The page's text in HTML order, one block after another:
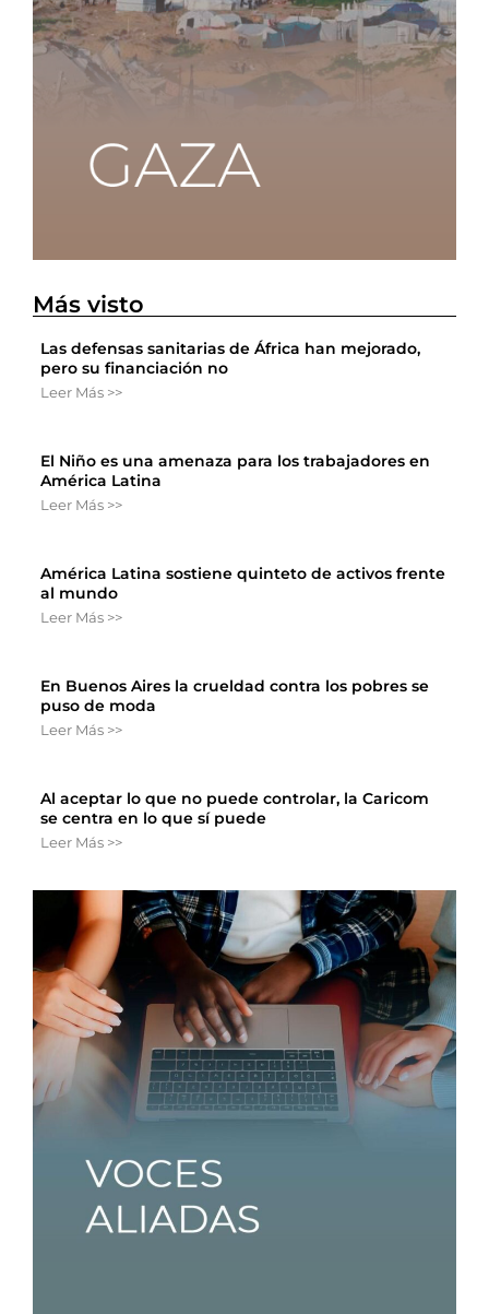
Más visto
Las defensas sanitarias de África han mejorado,
pero su financiación no
Leer Más >>
El Niño es una amenaza para los trabajadores en
América Latina
Leer Más >>
América Latina sostiene quinteto de activos frente
al mundo
Leer Más >>
En Buenos Aires la crueldad contra los pobres se
puso de moda
Leer Más >>
Al aceptar lo que no puede controlar, la Caricom
se centra en lo que sí puede
Leer Más >>